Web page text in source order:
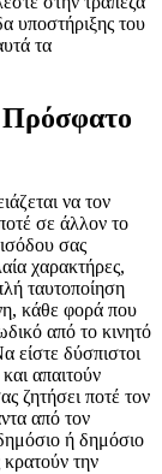
υποστήριξης του
τα
Πρόσφατο
να τον
σε άλλον το
σας
χαρακτήρες,
ταυτοποίηση
κάθε φορά που
από το κινητό
είστε δύσπιστοι
απαιτούν
ζητήσει ποτέ τον
από τον
ή δημόσιο
κρατούν την